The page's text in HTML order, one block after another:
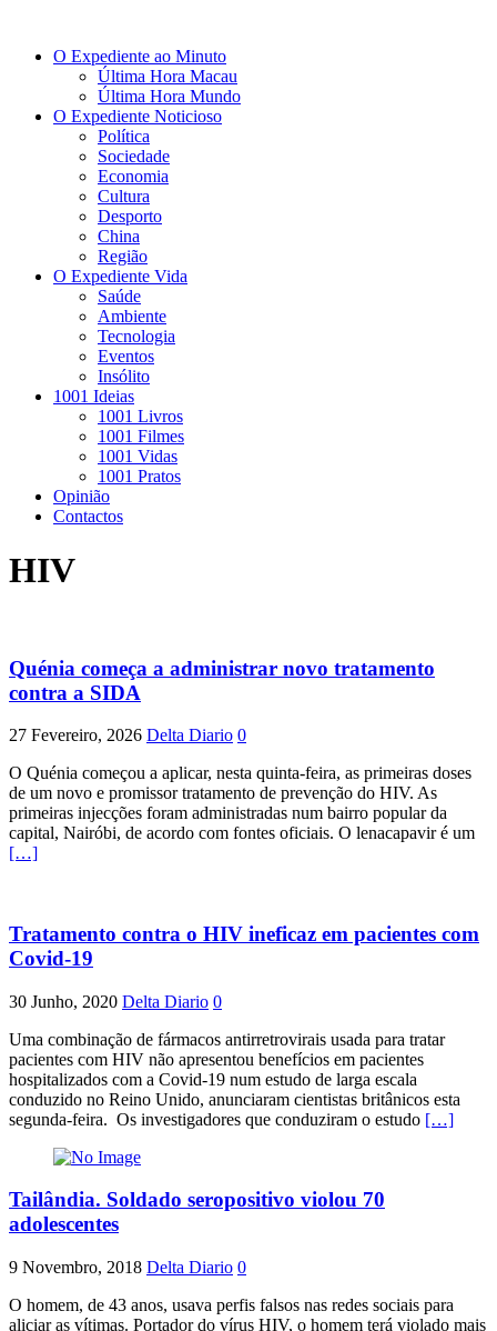
O Expediente ao Minuto
Última Hora Macau
Última Hora Mundo
O Expediente Noticioso
Política
Sociedade
Economia
Cultura
Desporto
China
Região
O Expediente Vida
Saúde
Ambiente
Tecnologia
Eventos
Insólito
1001 Ideias
1001 Livros
1001 Filmes
1001 Vidas
1001 Pratos
Opinião
Contactos
HIV
Quénia começa a administrar novo tratamento
contra a SIDA
27 Fevereiro, 2026 Delta Diario 0
O Quénia começou a aplicar, nesta quinta-feira, as primeiras doses
de um novo e promissor tratamento de prevenção do HIV. As
primeiras injecções foram administradas num bairro popular da
capital, Nairóbi, de acordo com fontes oficiais. O lenacapavir é um
[…]
Tratamento contra o HIV ineficaz em pacientes com
Covid-19
30 Junho, 2020 Delta Diario 0
Uma combinação de fármacos antirretrovirais usada para tratar
pacientes com HIV não apresentou benefícios em pacientes
hospitalizados com a Covid-19 num estudo de larga escala
conduzido no Reino Unido, anunciaram cientistas britânicos esta
segunda-feira. Os investigadores que conduziram o estudo […]
Tailândia. Soldado seropositivo violou 70
adolescentes
9 Novembro, 2018 Delta Diario 0
O homem, de 43 anos, usava perfis falsos nas redes sociais para
aliciar as vítimas. Portador do vírus HIV, o homem terá violado mais